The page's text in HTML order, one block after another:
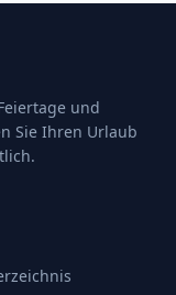
und
Sie Ihren Urlaub